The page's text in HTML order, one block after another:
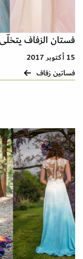
فستان الزفاف
15 أكتوبر 2017
فساتين زفاف